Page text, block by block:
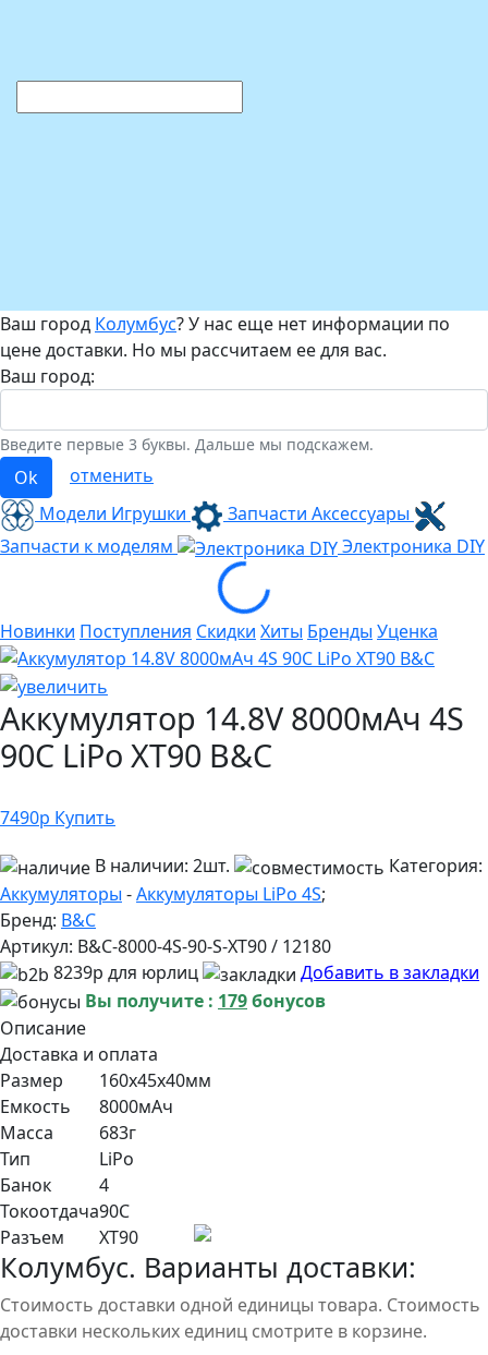
Ваш город Колумбус? У нас еще нет информации по
цене доставки. Но мы рассчитаем ее для вас.
Ваш город:
Введите первые 3 буквы. Дальше мы подскажем.
Ok
отменить
Модели Игрушки
Запчасти Аксессуары
Запчасти к моделям
Электроника DIY
Loading...
Новинки Поступления Скидки Хиты Бренды Уценка
Аккумулятор 14.8V 8000мАч 4S
90C LiPo XT90 B&C
7490р Купить
В наличии: 2шт.
Категория:
Аккумуляторы -Аккумуляторы LiPo 4S;
Бренд: B&C
Артикул: B&C-8000-4S-90-S-XT90 / 12180
8239р для юрлиц
Добавить в закладки
Вы получите : 179бонусов
Описание
Доставка и оплата
Размер
160x45x40мм
Емкость
8000мАч
Масса
683г
Тип
LiPo
Банок
4
Токоотдача90С
Разъем
XT90
Колумбус. Варианты доставки:
Стоимость доставки одной единицы товара. Стоимость
доставки нескольких единиц смотрите в корзине.